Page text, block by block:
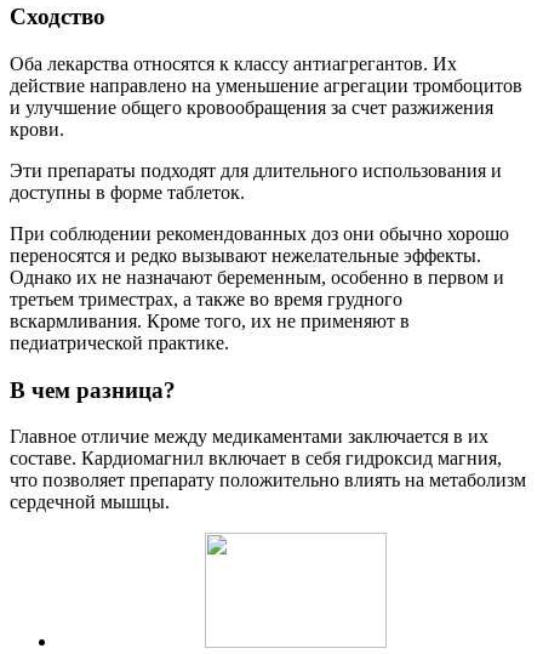
Сходство
Оба лекарства относятся к классу антиагрегантов. Их
действие направлено на уменьшение агрегации тромбоцитов
и улучшение общего кровообращения за счет разжижения
крови.
Эти препараты подходят для длительного использования и
доступны в форме таблеток.
При соблюдении рекомендованных доз они обычно хорошо
переносятся и редко вызывают нежелательные эффекты.
Однако их не назначают беременным, особенно в первом и
третьем триместрах, а также во время грудного
вскармливания. Кроме того, их не применяют в
педиатрической практике.
В чем разница?
Главное отличие между медикаментами заключается в их
составе. Кардиомагнил включает в себя гидроксид магния,
что позволяет препарату положительно влиять на метаболизм
сердечной мышцы.